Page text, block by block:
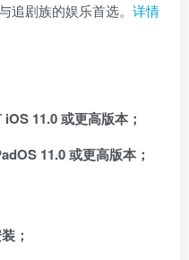
追剧族的娱乐首选。 详情
11.0 或更高版本；
11.0 或更高版本；
；